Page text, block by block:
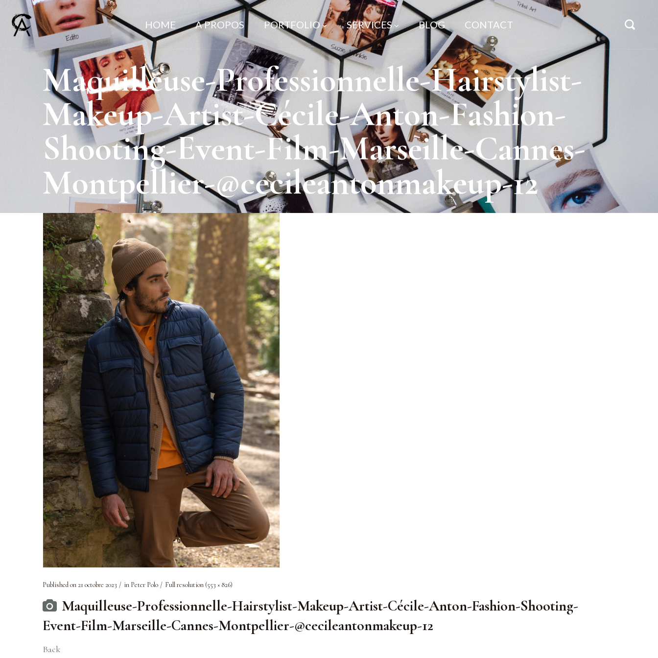
HOME A PROPOS PORTFOLIO SERVICES BLOG CONTACT
Maquilleuse-Professionnelle-Hairstylist-
Makeup-Artist-Cécile-Anton-Fashion-
Shooting-Event-Film-Marseille-Cannes-
Montpellier-@cecileantonmakeup-12
Published on 21 octobre 2023 in Peter Polo Full resolution (553 × 826)
Maquilleuse-Professionnelle-Hairstylist-Makeup-Artist-Cécile-Anton-Fashion-Shooting-
Event-Film-Marseille-Cannes-Montpellier-@cecileantonmakeup-12
Back